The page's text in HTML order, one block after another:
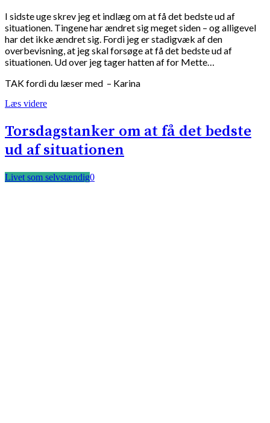
I sidste uge skrev jeg et indlæg om at få det bedste ud af
situationen. Tingene har ændret sig meget siden – og alligevel
har det ikke ændret sig. Fordi jeg er stadigvæk af den
overbevisning, at jeg skal forsøge at få det bedste ud af
situationen. Ud over jeg tager hatten af for Mette…
TAK fordi du læser med – Karina
Læs videre
Torsdagstanker om at få det bedste
ud af situationen
Livet som selvstændig0